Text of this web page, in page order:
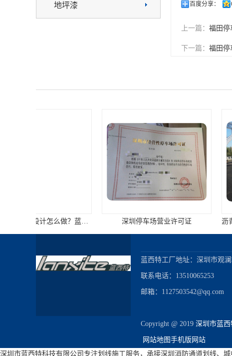
地坪漆 百度分享：
上一篇： 福田停
下一篇： 福田停
深圳停车场营业许可证
地下车库做环氧地坪漆地面，施工时需要注意哪些方面
蓝西特工厂地址：深圳市观
联系电话：13510065253
邮箱：1127503542@qq.com
Copyright @ 2019 深圳市蓝
网站地图手机版网站
深圳市蓝西特科技有限公司专注划线施工服务，承接深圳消防通道划线、